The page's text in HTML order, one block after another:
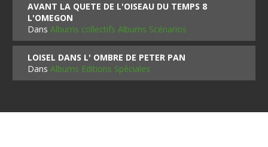
AVANT LA QUETE DE L'OISEAU DU TEMPS 8
L'OMEGON
DansAlbums collectifs Albums Scénarios
LOISEL DANS L' OMBRE DE PETER PAN
DansAlbums Editions Spéciales